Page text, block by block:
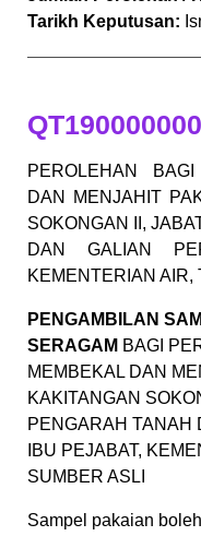
Tarikh Keputusan:
PEROLEHAN
DAN MENJAHIT
SOKONGAN II,
DAN GALIAN
KEMENTERIAN AIR,
PENGAMBILAN
SERAGAM BAGI
MEMBEKAL DAN
KAKITANGAN
PENGARAH TANAH
IBU PEJABAT,
SUMBER ASLI
Sampel pakaian